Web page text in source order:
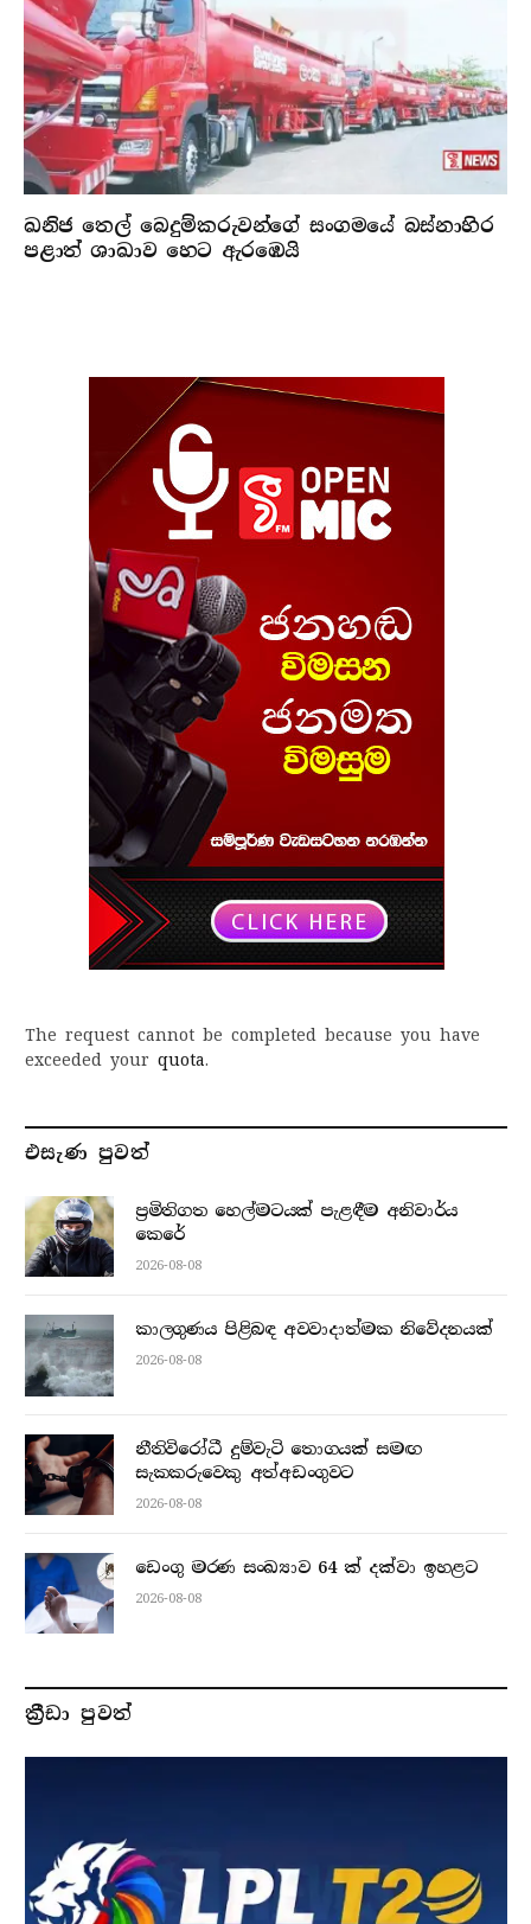
ඛනිජ තෙල් බෙදුම්කරුවන්ගේ සංගමයේ බස්නාහිර
පළාත් ශාඛාව හෙට ඇරඹෙයි
The request cannot be completed because you have
exceeded your quota.
එසැණ පුව​ත්
ප්‍රමිතිගත හෙල්මටයක් පැළඳීම අනිවාර්ය
කෙරේ
2026-08-08
කාලගුණය පිළිබඳ අවවාදාත්මක නිවේදනයක්
2026-08-08
නීතිවිරෝධී දුම්වැටි තොගයක් සමඟ
සැකකරුවෙකු අත්අඩංගුවට
2026-08-08
ඩෙංගු මරණ සංඛ්‍යාව 64 ක් දක්වා ඉහළට
2026-08-08
ක්‍රීඩා පුවත්